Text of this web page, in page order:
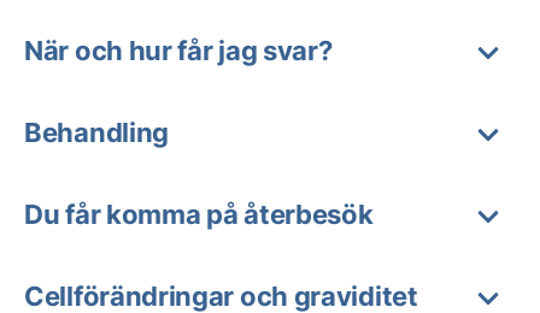
När och hur får jag svar?
Behandling
Du får komma på återbesök
Cellförändringar och graviditet